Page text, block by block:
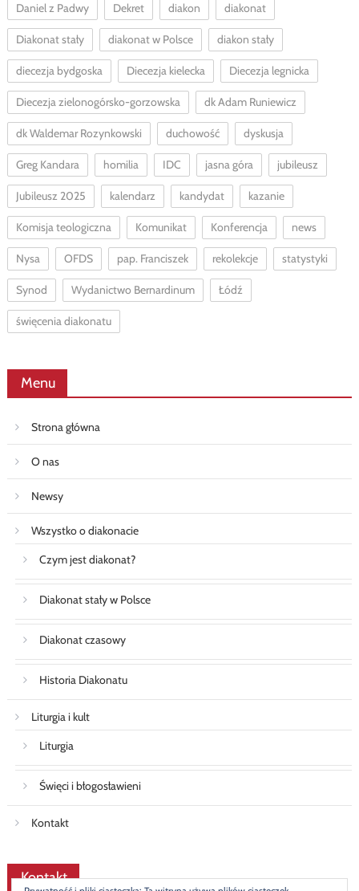
Daniel z Padwy Dekret diakon diakonat
Diakonat stały diakonat w Polsce diakon stały
diecezja bydgoska Diecezja kielecka Diecezja legnicka
Diecezja zielonogórsko-gorzowska dk Adam Runiewicz
dk Waldemar Rozynkowski duchowość dyskusja
Greg Kandara homilia IDC jasna góra jubileusz
Jubileusz 2025 kalendarz kandydat kazanie
Komisja teologiczna Komunikat Konferencja news
Nysa OFDS pap. Franciszek rekolekcje statystyki
Synod Wydanictwo Bernardinum Łódź
święcenia diakonatu
Menu
Strona główna
O nas
Newsy
Wszystko o diakonacie
Czym jest diakonat?
Diakonat stały w Polsce
Diakonat czasowy
Historia Diakonatu
Liturgia i kult
Liturgia
Święci i błogosławieni
Kontakt
Kontakt